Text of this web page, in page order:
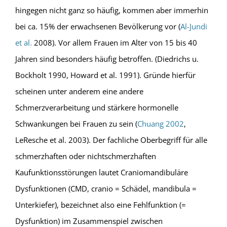
hingegen nicht ganz so häufig, kommen aber immerhin
bei ca. 15% der erwachsenen Bevölkerung vor (Al-Jundi
et al. 2008). Vor allem Frauen im Alter von 15 bis 40
Jahren sind besonders häufig betroffen. (Diedrichs u.
Bockholt 1990, Howard et al. 1991). Gründe hierfür
scheinen unter anderem eine andere
Schmerzverarbeitung und stärkere hormonelle
Schwankungen bei Frauen zu sein (Chuang 2002,
LeResche et al. 2003). Der fachliche Oberbegriff für alle
schmerzhaften oder nichtschmerzhaften
Kaufunktionsstörungen lautet Craniomandibuläre
Dysfunktionen (CMD, cranio = Schädel, mandibula =
Unterkiefer), bezeichnet also eine Fehlfunktion (=
Dysfunktion) im Zusammenspiel zwischen